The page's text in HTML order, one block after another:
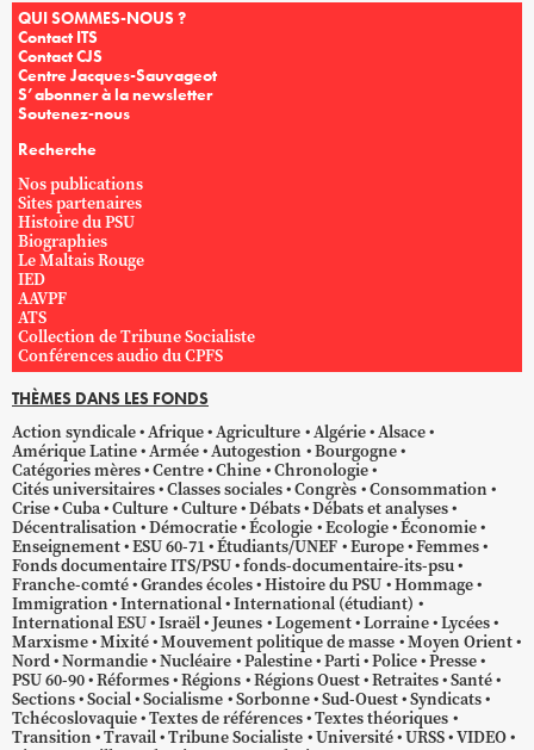
QUI SOMMES-NOUS ?
Contact ITS
Contact CJS
Centre Jacques-Sauvageot
S’abonner à la newsletter
Soutenez-nous
Recherche
Nos publications
Sites partenaires
Histoire du PSU
Biographies
Le Maltais Rouge
IED
AAVPF
ATS
Collection de Tribune Socialiste
Conférences audio du CPFS
THÈMES DANS LES FONDS
Action syndicale Afrique Agriculture Algérie Alsace
Amérique Latine Armée Autogestion
Bourgogne
Catégories mères Centre Chine Chronologie
Cités universitaires Classes sociales Congrès Consommation
Crise Cuba Culture Culture Débats Débats et analyses
Décentralisation Démocratie Écologie Ecologie Économie
Enseignement ESU 60-71 Étudiants/UNEF Europe Femmes
Fonds documentaire ITS/PSU fonds-documentaire-its-psu
Franche-comté Grandes écoles Histoire du PSU Hommage
Immigration International International (étudiant)
International ESU Israël Jeunes Logement Lorraine Lycées
Marxisme Mixité Mouvement politique de masse Moyen Orient
Nord Normandie Nucléaire Palestine Parti Police Presse
PSU 60-90 Réformes Régions Régions Ouest Retraites Santé
Sections Social Socialisme Sorbonne Sud-Ouest Syndicats
Tchécoslovaquie Textes de références Textes théoriques
Transition Travail Tribune Socialiste Université URSS VIDEO